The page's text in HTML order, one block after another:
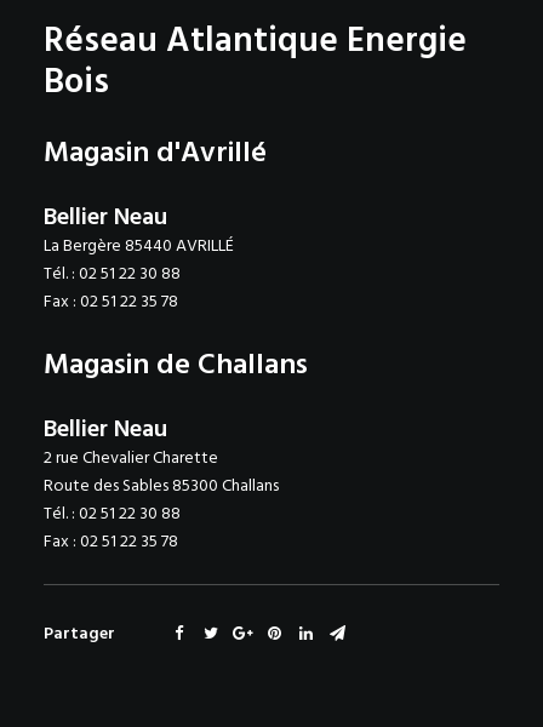
Réseau Atlantique Energie
Bois
Magasin d'Avrillé
Bellier Neau
La Bergère 85440 AVRILLÉ
Tél. : 02 51 22 30 88
Fax : 02 51 22 35 78
Magasin de Challans
Bellier Neau
2 rue Chevalier Charette
Route des Sables 85300 Challans
Tél. : 02 51 22 30 88
Fax : 02 51 22 35 78
Partager